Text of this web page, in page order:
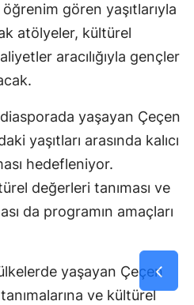
gören yaşıtlarıyla
atölyeler, kültürel
aracılığıyla gençler
yaşayan Çeçen
yaşıtları arasında kalıcı
hedefleniyor.
değerleri tanıması ve
da programın amaçları
yaşayan Çeçen
ve kültürel